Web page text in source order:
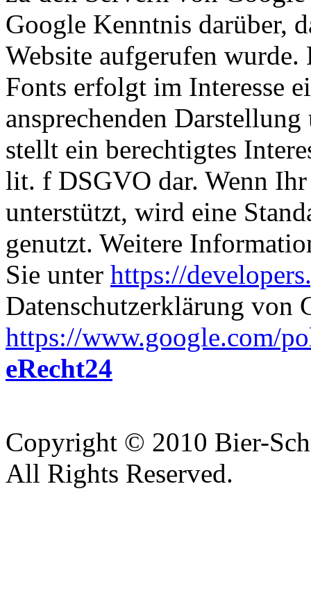
Google Kenntnis darüber,
Website aufgerufen
Fonts erfolgt im Interesse
ansprechenden
stellt ein berechtigtes
lit. f DSGVO dar. Wenn
unterstützt, wird eine
genutzt. Weitere
Sie unter https://
Datenschutzerklärung von
https://www.google.com/
eRecht24
Copyright © 2010 Bier-
All Rights Reserved.